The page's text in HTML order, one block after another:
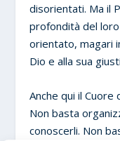
disorientati. Ma il
profondità del
orientato, magari
Dio e alla sua
Anche qui il
Non basta
conoscerli. Non